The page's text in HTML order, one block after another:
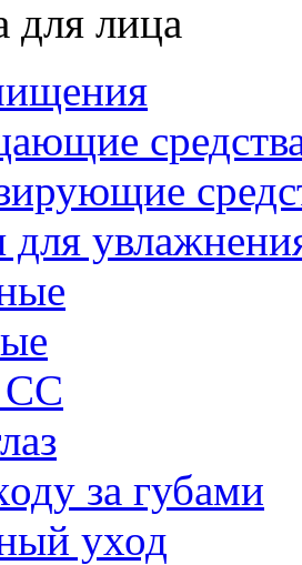
для лица
за губами
уход